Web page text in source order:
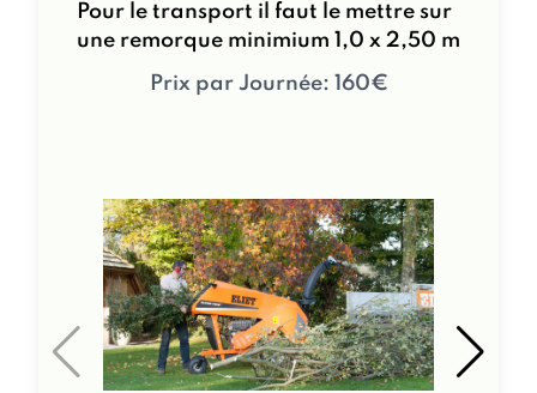
Pour le transport il faut le mettre sur
une remorque minimium 1,0 x 2,50 m
Prix par Journée: 160€